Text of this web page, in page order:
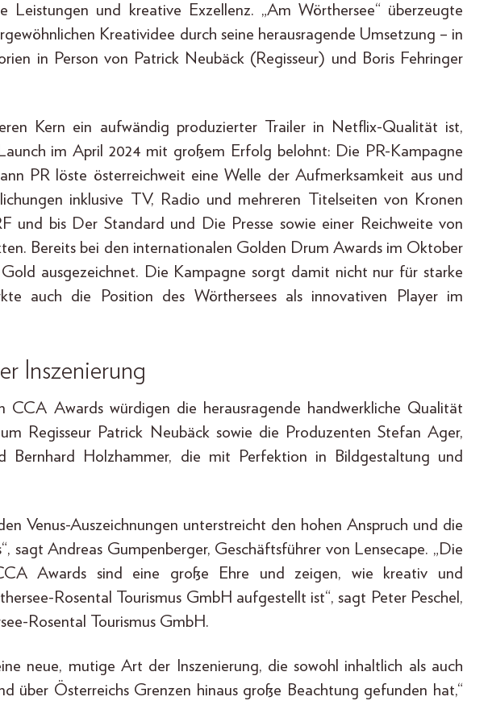
Leistungen und kreative Exzellenz. „Am Wörthersee“ überzeugte
Kreatividee durch seine herausragende Umsetzung – in
in Person von Patrick Neubäck (Regisseur) und Boris Fehringer
Kern ein aufwändig produzierter Trailer in Netflix-Qualität ist,
im April 2024 mit großem Erfolg belohnt: Die PR-Kampagne
PR löste österreichweit eine Welle der Aufmerksamkeit aus und
inklusive TV, Radio und mehreren Titelseiten von Kronen
und bis Der Standard und Die Presse sowie einer Reichweite von
Bereits bei den internationalen Golden Drum Awards im Oktober
ausgezeichnet. Die Kampagne sorgt damit nicht nur für starke
auch die Position des Wörthersees als innovativen Player im
Inszenierung
CCA Awards würdigen die herausragende handwerkliche Qualität
Regisseur Patrick Neubäck sowie die Produzenten Stefan Ager,
Bernhard Holzhammer, die mit Perfektion in Bildgestaltung und
Venus-Auszeichnungen unterstreicht den hohen Anspruch und die
sagt Andreas Gumpenberger, Geschäftsführer von Lensecape. „Die
Awards sind eine große Ehre und zeigen, wie kreativ und
Rosental Tourismus GmbH aufgestellt ist“, sagt Peter Peschel,
Rosental Tourismus GmbH.
neue, mutige Art der Inszenierung, die sowohl inhaltlich als auch
über Österreichs Grenzen hinaus große Beachtung gefunden hat,“